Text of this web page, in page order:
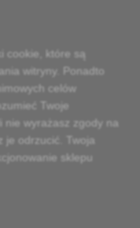
cookie, które są
witryny. Ponadto
celów
Twoje
nie wyrażasz zgody na
je odrzucić. Twoja
sklepu